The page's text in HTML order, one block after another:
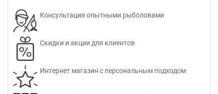
Консультация опытными рыболовами
Скидки и акции для клиентов
Интернет магазин с персональным подходом